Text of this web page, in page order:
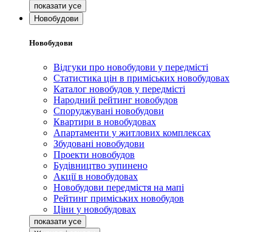
Новобудови
Новобудови
Відгуки про новобудови у передмісті
Статистика цін в приміських новобудовах
Каталог новобудов у передмісті
Народний рейтинг новобудов
Споруджувані новобудови
Квартири в новобудовах
Апартаменти у житлових комплексах
Збудовані новобудови
Проекти новобудов
Будівництво зупинено
Акції в новобудовах
Новобудови передмістя на мапі
Рейтинг приміських новобудов
Ціни у новобудовах